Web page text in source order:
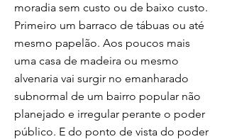
moradia sem custo ou de baixo custo.
Primeiro um barraco de tábuas ou até
mesmo papelão. Aos poucos mais
uma casa de madeira ou mesmo
alvenaria vai surgir no emanharado
subnormal de um bairro popular não
planejado e irregular perante o poder
público. E do ponto de vista do poder